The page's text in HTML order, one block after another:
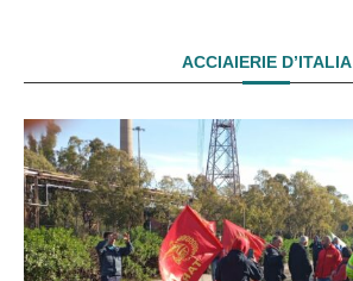
ACCIAIERIE D’ITALIA